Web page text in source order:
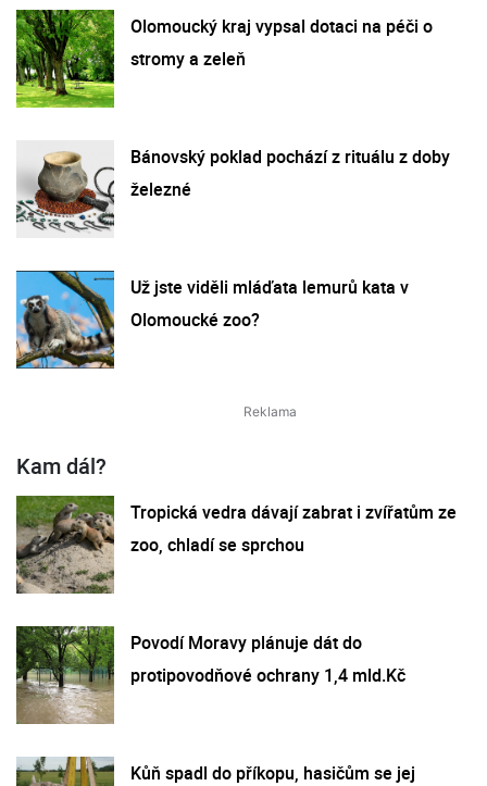
Olomoucký kraj vypsal dotaci na péči o
stromy a zeleň
Bánovský poklad pochází z rituálu z doby
železné
Už jste viděli mláďata lemurů kata v
Olomoucké zoo?
Kam dál?
Tropická vedra dávají zabrat i zvířatům ze
zoo, chladí se sprchou
Povodí Moravy plánuje dát do
protipovodňové ochrany 1,4 mld.Kč
Kůň spadl do příkopu, hasičům se jej